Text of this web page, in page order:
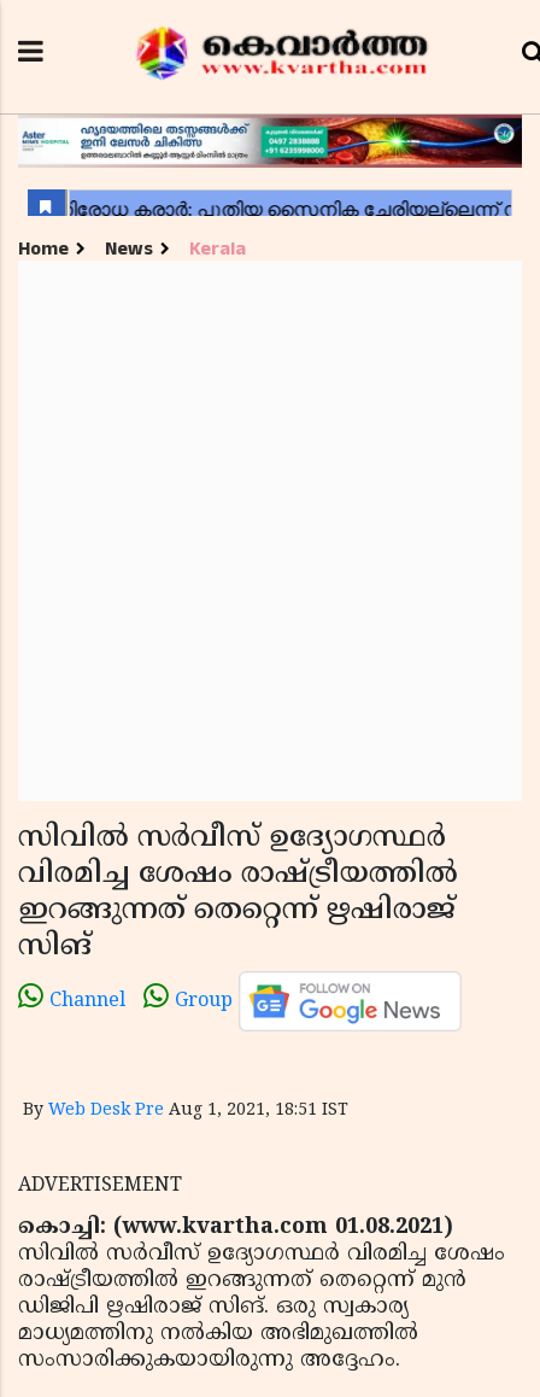
Home News Kerala
സിവില്‍ സര്‍വീസ് ഉദ്യോഗസ്ഥര്‍
വിരമിച്ച ശേഷം രാഷ്ട്രീയത്തില്‍
ഇറങ്ങുന്നത് തെറ്റെന്ന് ഋഷിരാജ്
സിങ്
Channel Group
By Web Desk Pre Aug 1, 2021, 18:51 IST
ADVERTISEMENT
കൊച്ചി: (www.kvartha.com 01.08.2021)
സിവില്‍ സര്‍വീസ് ഉദ്യോഗസ്ഥര്‍ വിരമിച്ച ശേഷം
രാഷ്ട്രീയത്തില്‍ ഇറങ്ങുന്നത് തെറ്റെന്ന് മുന്‍
ഡിജിപി ഋഷിരാജ് സിങ്. ഒരു സ്വകാര്യ
മാധ്യമത്തിനു നല്‍കിയ അഭിമുഖത്തില്‍
സംസാരിക്കുകയായിരുന്നു അദ്ദേഹം.